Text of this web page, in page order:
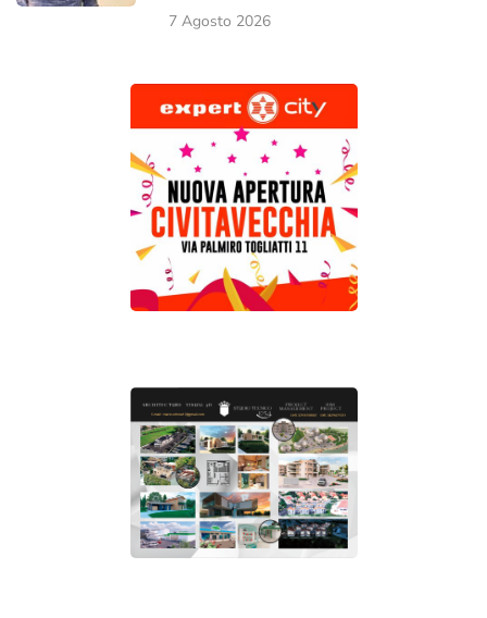
7 Agosto 2026